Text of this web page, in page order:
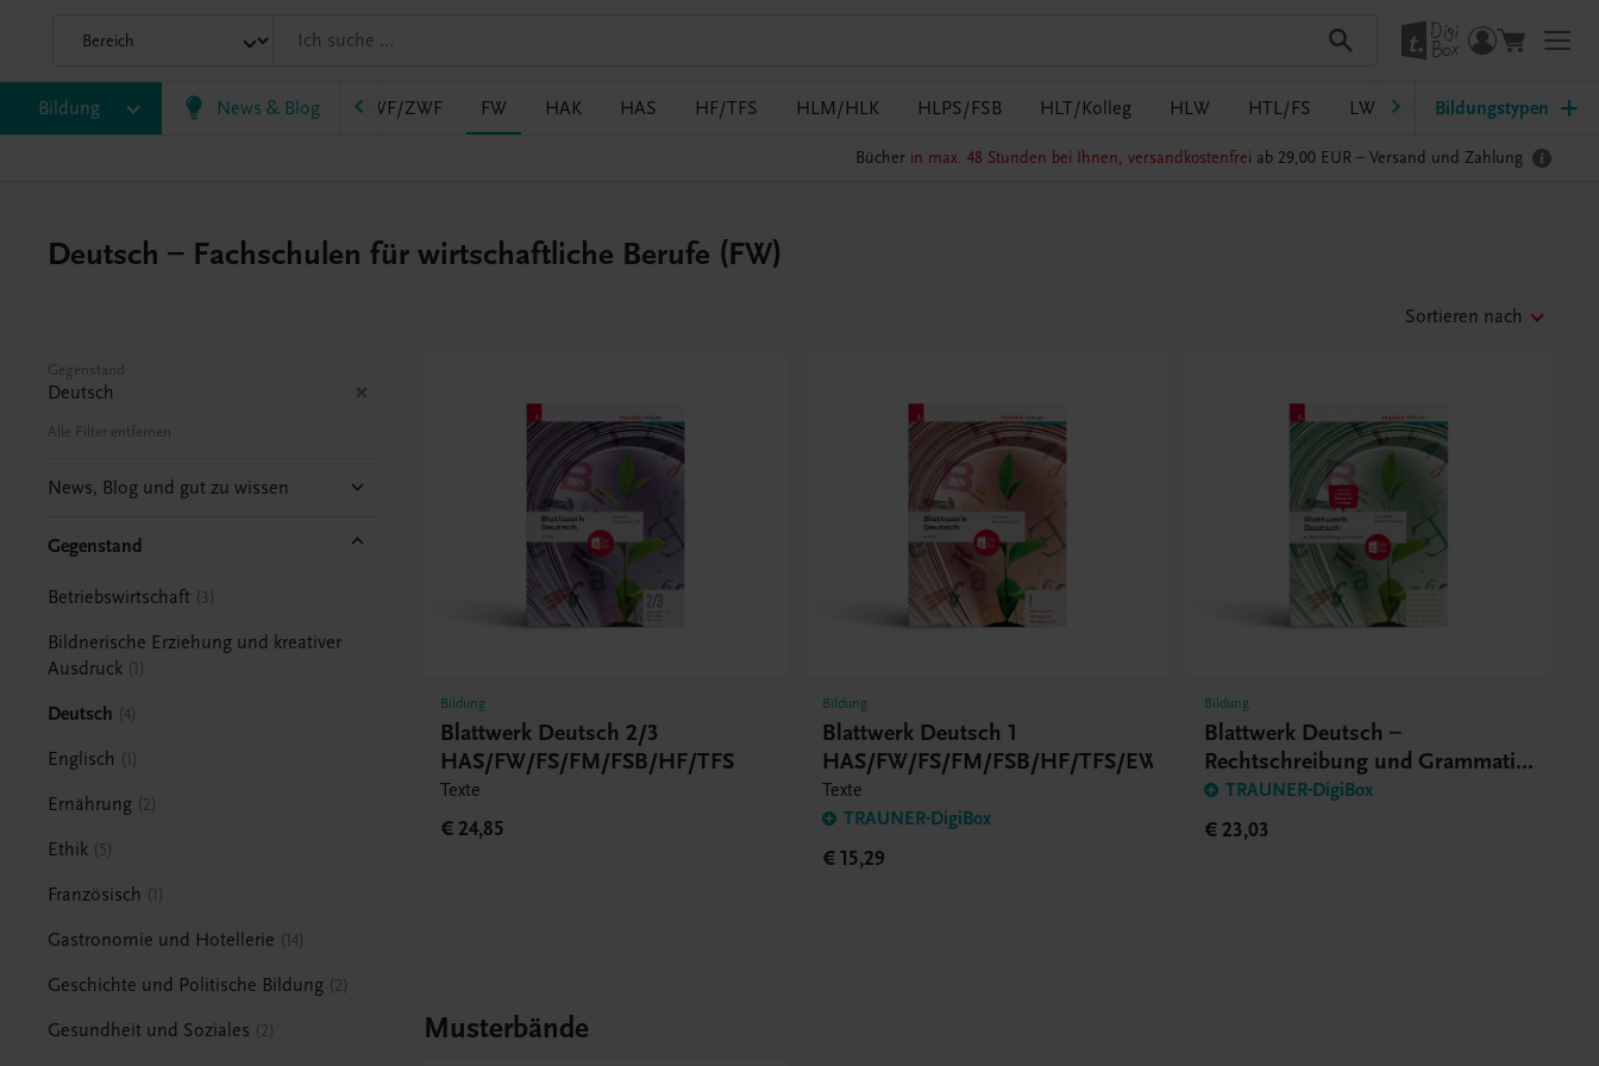
Bildung News & Blog
BAFEP/BASOP BRP BS EWF/ZWF FW HAK HAS HF/TFS HLM/HLK HLPS/FSB HLT/Kolleg HLW HTL/FS LW/LWBF MS/ASO
Bildungstypen
Bücher in max. 48 Stunden bei Ihnen, versandkostenfrei ab 29,00 EUR – Versand und Zahlung
Deutsch – Fachschulen für wirtschaftliche Berufe (FW)
Sortieren nach
Gegenstand
Deutsch
Alle Filter entfernen
News, Blog und gut zu wissen
Gegenstand
Betriebswirtschaft 3
Bildnerische Erziehung und kreativer
Ausdruck 1
Deutsch 4
Englisch 1
Ernährung 2
Ethik 5
Französisch 1
Gastronomie und Hotellerie 14
Geschichte und Politische Bildung 2
Gesundheit und Soziales 2
Bildung
Blattwerk Deutsch 2/3
HAS/FW/FS/FM/FSB/HF/TFS
Texte
€ 24,85
Bildung
Blattwerk Deutsch 1
HAS/FW/FS/FM/FSB/HF/TFS/EWF/ZWF
Texte
TRAUNER-DigiBox
€ 15,29
Bildung
Blattwerk Deutsch –
Rechtschreibung und Grammatik
BHS/BMS
TRAUNER-DigiBox
€ 23,03
Musterbände